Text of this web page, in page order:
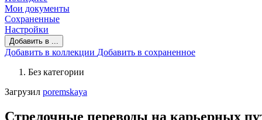
Мои документы
Сохраненные
Настройки
Добавить в ...
Добавить в коллекции Добавить в сохраненное
Без категории
Загрузил poremskaya
Стрелочные переводы на карьерных